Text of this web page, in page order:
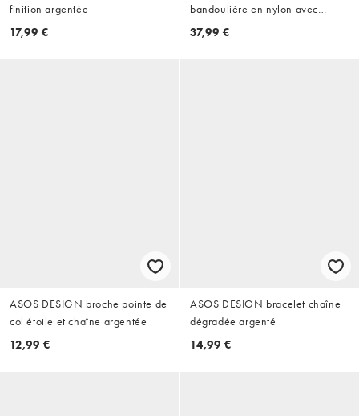
finition argentée
17,99 €
bandoulière en nylon avec
surpiqûres contrastantes - Noir
37,99 €
ASOS DESIGN broche pointe de
col étoile et chaîne argentée
12,99 €
ASOS DESIGN bracelet chaîne
dégradée argenté
14,99 €